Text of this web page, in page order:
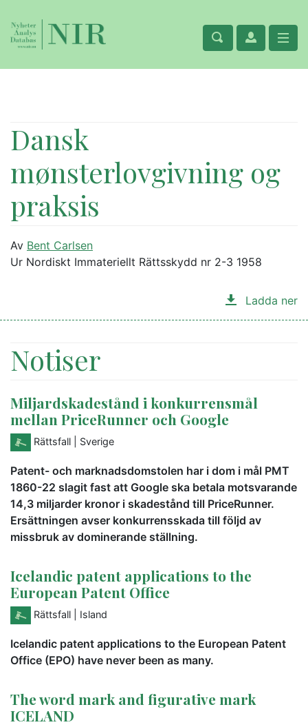
Dansk
mønsterlovgivning og
praksis
Av Bent Carlsen
Ur Nordiskt Immateriellt Rättsskydd nr 2-3 1958
Ladda ner
Notiser
Miljardskadestånd i konkurrensmål
mellan PriceRunner och Google
Rättsfall | Sverige
Patent- och marknadsdomstolen har i dom i mål PMT
1860-22 slagit fast att Google ska betala motsvarande
14,3 miljarder kronor i skadestånd till PriceRunner.
Ersättningen avser konkurrensskada till följd av
missbruk av dominerande ställning.
Icelandic patent applications to the
European Patent Office
Rättsfall | Island
Icelandic patent applications to the European Patent
Office (EPO) have never been as many.
The word mark and figurative mark
ICELAND